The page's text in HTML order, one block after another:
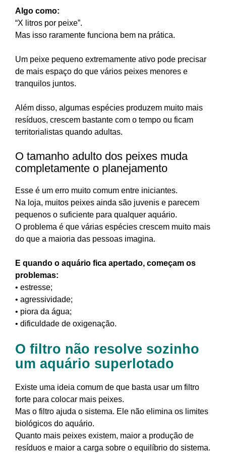
Algo como:
“X litros por peixe”.
Mas isso raramente funciona bem na prática.
Um peixe pequeno extremamente ativo pode precisar
de mais espaço do que vários peixes menores e
tranquilos juntos.
Além disso, algumas espécies produzem muito mais
resíduos, crescem bastante com o tempo ou ficam
territorialistas quando adultas.
O tamanho adulto dos peixes muda
completamente o planejamento
Esse é um erro muito comum entre iniciantes.
Na loja, muitos peixes ainda são juvenis e parecem
pequenos o suficiente para qualquer aquário.
O problema é que várias espécies crescem muito mais
do que a maioria das pessoas imagina.
E quando o aquário fica apertado, começam os
problemas:
• estresse;
• agressividade;
• piora da água;
• dificuldade de oxigenação.
O filtro não resolve sozinho
um aquário superlotado
Existe uma ideia comum de que basta usar um filtro
forte para colocar mais peixes.
Mas o filtro ajuda o sistema. Ele não elimina os limites
biológicos do aquário.
Quanto mais peixes existem, maior a produção de
resíduos e maior a carga sobre o equilíbrio do sistema.